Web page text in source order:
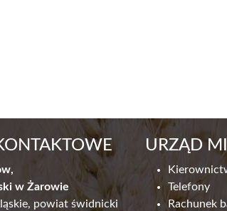
w Żarowie
powiat świdnicki
URZĄD
Telefony
Rachunek